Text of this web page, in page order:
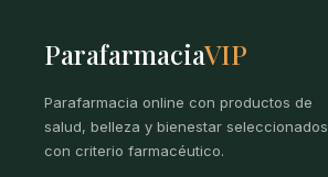
ParafarmaciaVIP
Parafarmacia online con productos de
salud, belleza y bienestar seleccionados
con criterio farmacéutico.